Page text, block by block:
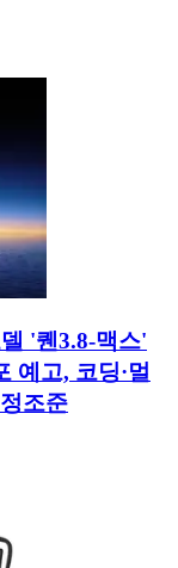
'퀜3.8-맥스'
예고, 코딩·멀
조준